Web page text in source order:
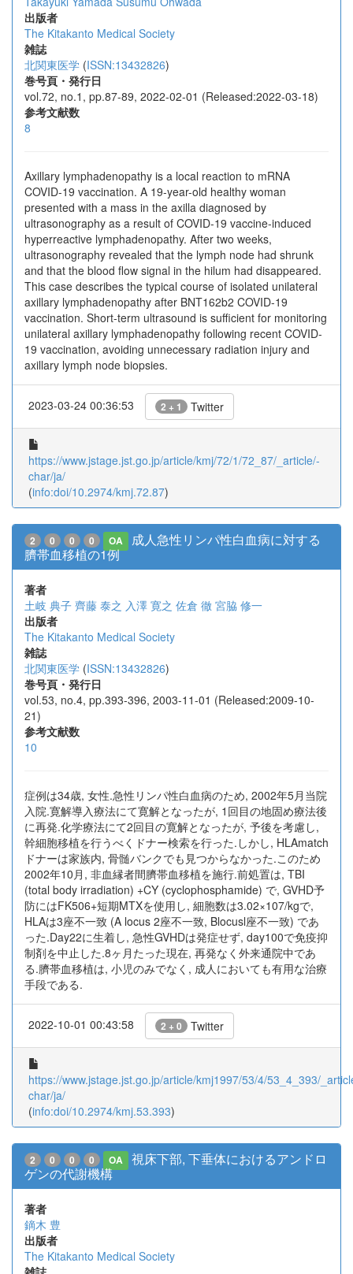
出版者
The Kitakanto Medical Society
雑誌
北関東医学 (ISSN:13432826)
巻号頁・発行日
vol.72, no.1, pp.87-89, 2022-02-01 (Released:2022-03-18)
参考文献数
8
Axillary lymphadenopathy is a local reaction to mRNA
COVID-19 vaccination. A 19-year-old healthy woman
presented with a mass in the axilla diagnosed by
ultrasonography as a result of COVID-19 vaccine-induced
hyperreactive lymphadenopathy. After two weeks,
ultrasonography revealed that the lymph node had shrunk
and that the blood flow signal in the hilum had disappeared.
This case describes the typical course of isolated unilateral
axillary lymphadenopathy after BNT162b2 COVID-19
vaccination. Short-term ultrasound is sufficient for monitoring
unilateral axillary lymphadenopathy following recent COVID-
19 vaccination, avoiding unnecessary radiation injury and
axillary lymph node biopsies.
2023-03-24 00:36:53 2 + 1 Twitter
https://www.jstage.jst.go.jp/article/kmj/72/1/72_87/_article/-
char/ja/
(info:doi/10.2974/kmj.72.87)
2 0 0 0 OA
成人急性リンパ性白血病に対する
臍帯血移植の1例
著者
土岐 典子 齊藤 泰之 入澤 寛之 佐倉 徹 宮脇 修一
出版者
The Kitakanto Medical Society
雑誌
北関東医学 (ISSN:13432826)
巻号頁・発行日
vol.53, no.4, pp.393-396, 2003-11-01 (Released:2009-10-
21)
参考文献数
10
症例は34歳, 女性.急性リンパ性白血病のため, 2002年5月当院
入院.寛解導入療法にて寛解となったが, 1回目の地固め療法後
に再発.化学療法にて2回目の寛解となったが, 予後を考慮し,
幹細胞移植を行うべくドナー検索を行った.しかし, HLAmatch
ドナーは家族内, 骨髄バンクでも見つからなかった.このため
2002年10月, 非血縁者間臍帯血移植を施行.前処置は, TBI
(total body irradiation) +CY (cyclophosphamide) で, GVHD予
防にはFK506+短期MTXを使用し, 細胞数は3.02×107/kgで,
HLAは3座不一致 (A locus 2座不一致, Blocusl座不一致) であ
った.Day22に生着し, 急性GVHDは発症せず, day100で免疫抑
制剤を中止した.8ヶ月たった現在, 再発なく外来通院中であ
る.臍帯血移植は, 小児のみでなく, 成人においても有用な治療
手段である.
2022-10-01 00:43:58 2 + 0 Twitter
https://www.jstage.jst.go.jp/article/kmj1997/53/4/53_4_393/
char/ja/
(info:doi/10.2974/kmj.53.393)
2 0 0 0 OA
視床下部, 下垂体におけるアンドロ
ゲンの代謝機構
著者
鏑木 豊
出版者
The Kitakanto Medical Society